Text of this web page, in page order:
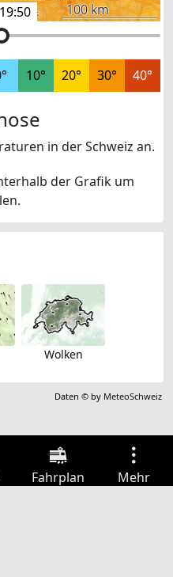
,others 100 km
10° 20° 30° 40°
in der Schweiz an.
der Grafik um
Wolken
Daten © by MeteoSchweiz
Fahrplan Mehr